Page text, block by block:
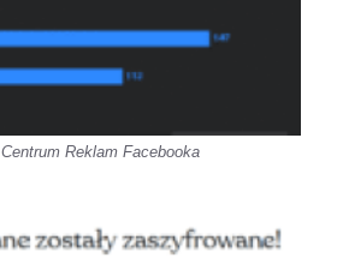
Centrum Reklam Facebooka